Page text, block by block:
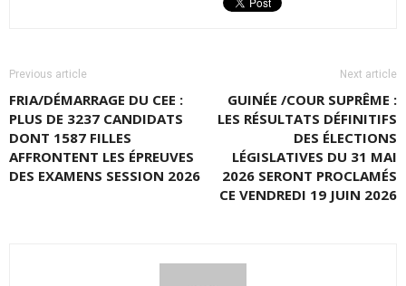
Previous article
FRIA/DÉMARRAGE DU CEE :
PLUS DE 3237 CANDIDATS
DONT 1587 FILLES
AFFRONTENT LES ÉPREUVES
DES EXAMENS SESSION 2026
Next article
GUINÉE /COUR SUPRÊME :
LES RÉSULTATS DÉFINITIFS
DES ÉLECTIONS
LÉGISLATIVES DU 31 MAI
2026 SERONT PROCLAMÉS
CE VENDREDI 19 JUIN 2026